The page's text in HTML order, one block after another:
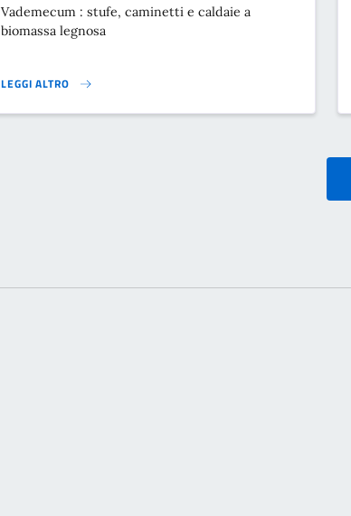
Vademecum : stufe, caminetti e caldaie a
biomassa legnosa
LEGGI ALTRO
VADEMECUM - STUFE, CAMINETTI E CALDAIE A BIOMASSA